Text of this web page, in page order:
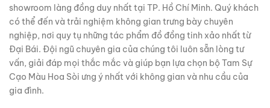
showroom làng đồng duy nhất tại TP. Hồ Chí Minh. Quý khách
có thể đến và trải nghiệm không gian trưng bày chuyên
nghiệp, nơi quy tụ những tác phẩm đồ đồng tinh xảo nhất từ
Đại Bái. Đội ngũ chuyên gia của chúng tôi luôn sẵn lòng tư
vấn, giải đáp mọi thắc mắc và giúp bạn lựa chọn bộ Tam Sự
Cạo Màu Hoa Sòi ưng ý nhất với không gian và nhu cầu của
gia đình.